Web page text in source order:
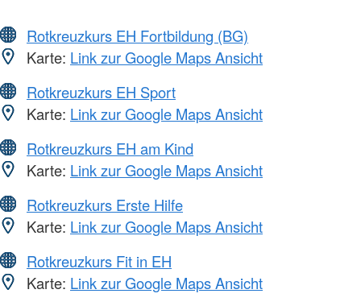
Rotkreuzkurs EH Fortbildung (BG)
Karte: Link zur Google Maps Ansicht
Rotkreuzkurs EH Sport
Karte: Link zur Google Maps Ansicht
Rotkreuzkurs EH am Kind
Karte: Link zur Google Maps Ansicht
Rotkreuzkurs Erste Hilfe
Karte: Link zur Google Maps Ansicht
Rotkreuzkurs Fit in EH
Karte: Link zur Google Maps Ansicht